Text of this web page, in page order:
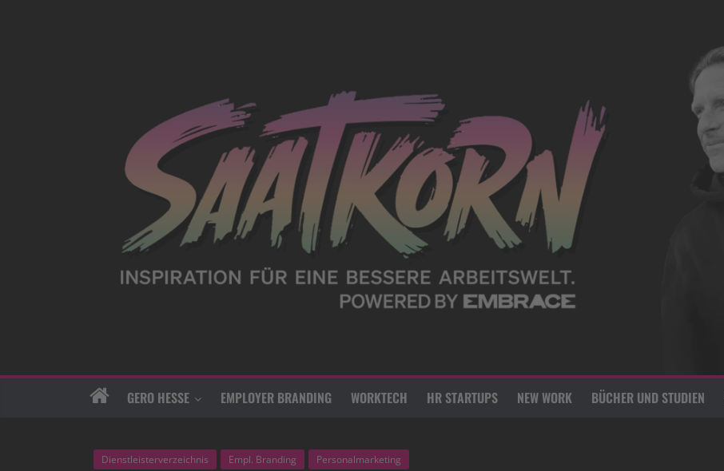
GERO HESSE EMPLOYER BRANDING WORKTECH HR STARTUPS NEW WORK BÜCHER UND STUDIEN
Dienstleisterverzeichnis Empl. Branding Personalmarketing